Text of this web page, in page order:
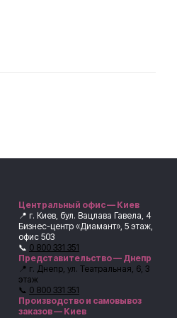
Центральный офис — Киев
📍 г. Киев, бул. Вацлава Гавела, 4
Бизнес-центр «Диамант», 5 этаж,
офис 503
📞 0 800 331 351
Представительство — Днепр
📍 г. Днепр, ул. Театральная, 6, 3
этаж
📞 0 800 331 351
Производство и самовывоз
заказов — Киев